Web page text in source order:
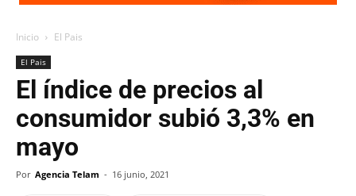
Inicio El Pais
El Pais
El índice de precios al
consumidor subió 3,3% en
mayo
Por Agencia Telam - 16 junio, 2021